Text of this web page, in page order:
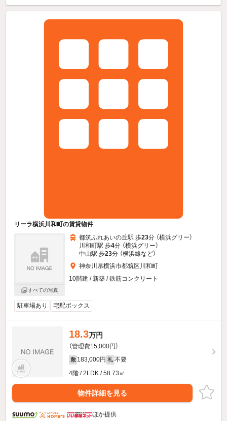
リーラ横浜川和町の賃貸物件
すべての写真
都筑ふれあいの丘駅 歩23分 （横浜グリー）
川和町駅 歩4分 （横浜グリー）
中山駅 歩23分 （横浜線など）
神奈川県横浜市都筑区川和町
10階建 / 新築 / 鉄筋コンクリート
駐車場あり 宅配ボックス
18.3万円
（管理費15,000円）
敷 183,000円 礼 不要
4階 / 2LDK / 58.73㎡
物件詳細を見る
ほか提供